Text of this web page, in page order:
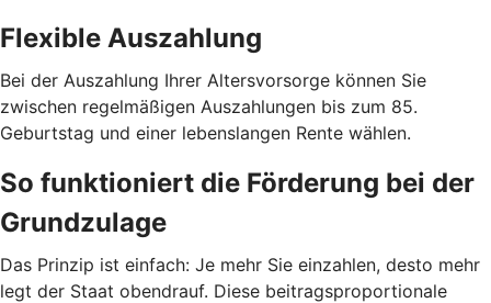
Flexible Auszahlung
Bei der Auszahlung Ihrer Altersvorsorge können Sie
zwischen regelmäßigen Auszahlungen bis zum 85.
Geburtstag und einer lebenslangen Rente wählen.
So funktioniert die Förderung bei der
Grundzulage
Das Prinzip ist einfach: Je mehr Sie einzahlen, desto mehr
legt der Staat obendrauf. Diese beitragsproportionale